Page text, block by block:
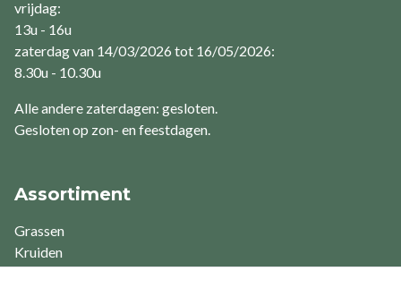
vrijdag:
13u - 16u
zaterdag van 14/03/2026 tot 16/05/2026:
8.30u - 10.30u
Alle andere zaterdagen: gesloten.
Gesloten op zon- en feestdagen.
Assortiment
Grassen
Kruiden